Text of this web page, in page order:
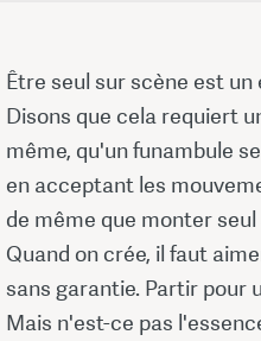
Être seul sur scène est
Disons que cela requiert
même, qu'un funambule
en acceptant les
de même que monter
Quand on crée, il faut
sans garantie. Partir pour
Mais n'est-ce pas